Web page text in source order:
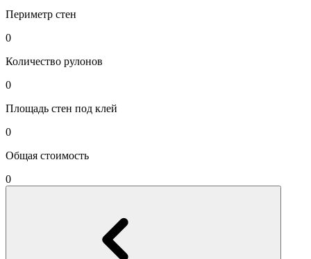
Периметр стен
0
Количество рулонов
0
Площадь стен под клей
0
Общая стоимость
0